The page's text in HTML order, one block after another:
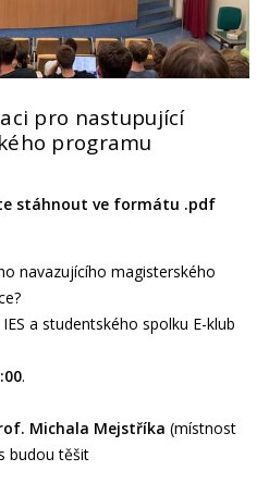
pro nastupující
programu
stáhnout ve formátu .pdf
navazujícího magisterského
a studentského spolku E-klub
.
Michala Mejstříka (místnost
budou těšit